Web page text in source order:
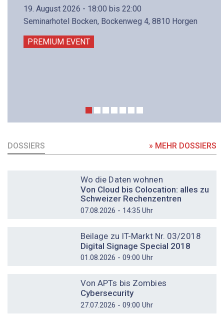
19. August 2026 - 18:00 bis 22:00
Seminarhotel Bocken, Bockenweg 4, 8810 Horgen
PREMIUM EVENT
DOSSIERS » MEHR DOSSIERS
Wo die Daten wohnen
Von Cloud bis Colocation: alles zu
Schweizer Rechenzentren
07.08.2026 - 14:35 Uhr
Beilage zu IT-Markt Nr. 03/2018
Digital Signage Special 2018
01.08.2026 - 09:00 Uhr
Von APTs bis Zombies
Cybersecurity
27.07.2026 - 09:00 Uhr